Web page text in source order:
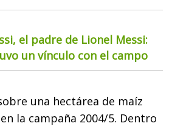
el padre de Lionel Messi:
un vínculo con el campo
una hectárea de maíz
la campaña 2004/5. Dentro